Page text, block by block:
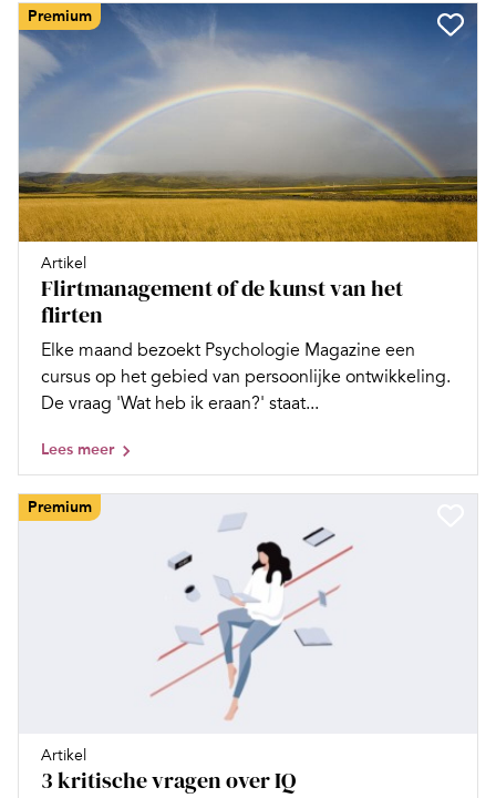
Premium
Artikel
Flirtmanagement of de kunst van het
flirten
Elke maand bezoekt Psychologie Magazine een
cursus op het gebied van persoonlijke ontwikkeling.
De vraag 'Wat heb ik eraan?' staat...
Lees meer
Premium
Artikel
3 kritische vragen over IQ